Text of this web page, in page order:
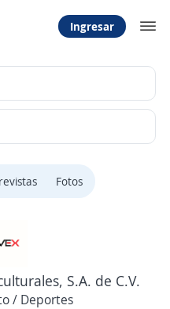
Ingresar
Fotos
S.A. de C.V.
/ Deportes